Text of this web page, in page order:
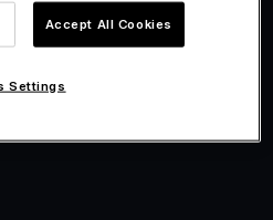
Accept All Cookies
Settings